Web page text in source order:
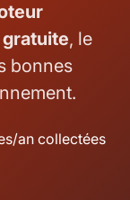
, le
bonnes
an collectées